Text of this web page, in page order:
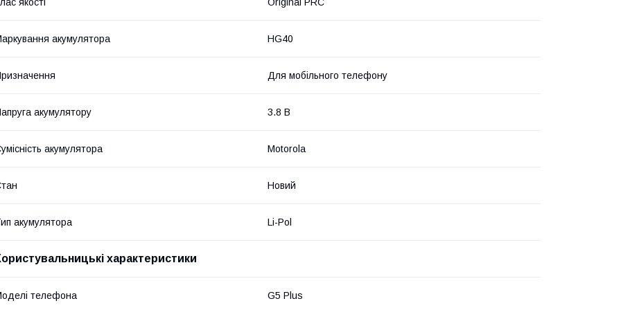
акумулятора HG40
Для мобільного телефону
акумулятору 3.8 В
акумулятора Motorola
Новий
акумулятора Li-Pol
характеристики
телефона G5 Plus